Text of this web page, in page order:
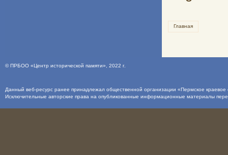
Главная
©ПРБОО «Центр исторической памяти» , 2022 г.
Данный веб-ресурс ранее принадлежал общественной организации «Пермское
Исключительные авторские права на опубликованные информационные материалы